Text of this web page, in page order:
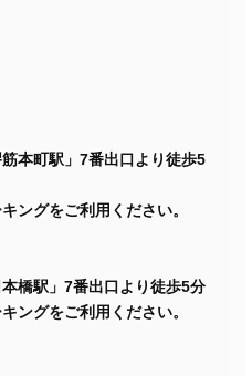
本町駅」7番出口より徒歩5
ングをご利用ください。
橋駅」7番出口より徒歩5分
ングをご利用ください。